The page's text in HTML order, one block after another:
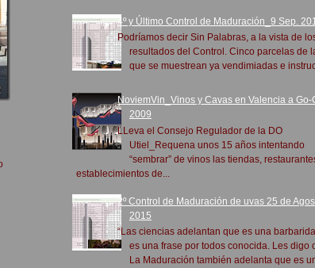
4º y Último Control de Maduración_9 Sep.
Podríamos decir Sin Palabras, a la vista de
resultados del Control. Cinco parcelas de
que se muestrean ya vendimiadas e
NoviemVin_Vinos y Cavas en Valencia a Go-
2009
LLeva el Consejo Regulador de la DO
Utiel_Requena unos 15 años intentando
“sembrar” de vinos las tiendas,
establecimientos de...
2º Control de Maduración de uvas 25 de
2015
“Las ciencias adelantan que es una
es una frase por todos conocida. Les digo
La Maduración también adelanta que es